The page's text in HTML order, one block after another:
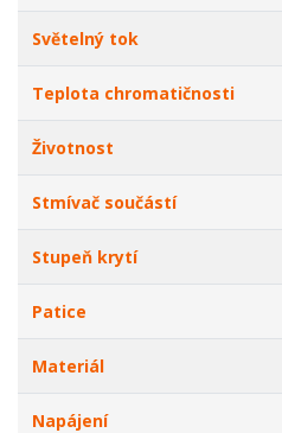
Světelný tok
Teplota chromatičnosti
Životnost
Stmívač součástí
Stupeň krytí
Patice
Materiál
Napájení